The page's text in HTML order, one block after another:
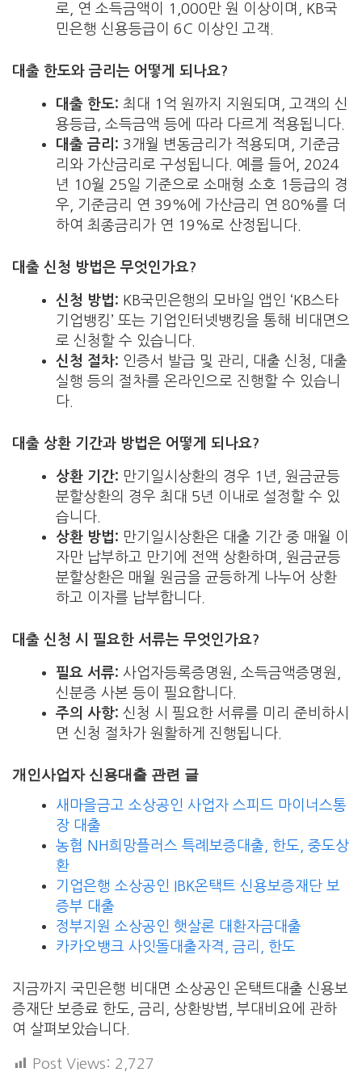
로, 연 소득금액이 1,000만 원 이상이며, KB국
민은행 신용등급이 6C 이상인 고객.
대출 한도와 금리는 어떻게 되나요?
대출 한도: 최대 1억 원까지 지원되며, 고객의 신
용등급, 소득금액 등에 따라 다르게 적용됩니다.
대출 금리: 3개월 변동금리가 적용되며, 기준금
리와 가산금리로 구성됩니다. 예를 들어, 2024
년 10월 25일 기준으로 소매형 소호 1등급의 경
우, 기준금리 연 39%에 가산금리 연 80%를 더
하여 최종금리가 연 19%로 산정됩니다.
대출 신청 방법은 무엇인가요?
신청 방법: KB국민은행의 모바일 앱인 ‘KB스타
기업뱅킹’ 또는 기업인터넷뱅킹을 통해 비대면으
로 신청할 수 있습니다.
신청 절차: 인증서 발급 및 관리, 대출 신청, 대출
실행 등의 절차를 온라인으로 진행할 수 있습니
다.
대출 상환 기간과 방법은 어떻게 되나요?
상환 기간: 만기일시상환의 경우 1년, 원금균등
분할상환의 경우 최대 5년 이내로 설정할 수 있
습니다.
상환 방법: 만기일시상환은 대출 기간 중 매월 이
자만 납부하고 만기에 전액 상환하며, 원금균등
분할상환은 매월 원금을 균등하게 나누어 상환
하고 이자를 납부합니다.
대출 신청 시 필요한 서류는 무엇인가요?
필요 서류: 사업자등록증명원, 소득금액증명원,
신분증 사본 등이 필요합니다.
주의 사항: 신청 시 필요한 서류를 미리 준비하시
면 신청 절차가 원활하게 진행됩니다.
개인사업자 신용대출 관련 글
새마을금고 소상공인 사업자 스피드 마이너스통
장 대출
농협 NH희망플러스 특례보증대출, 한도, 중도상
환
기업은행 소상공인 IBK온택트 신용보증재단 보
증부 대출
정부지원 소상공인 햇살론 대환자금대출
카카오뱅크 사잇돌대출자격, 금리, 한도
지금까지 국민은행 비대면 소상공인 온택트대출 신용보
증재단 보증료 한도, 금리, 상환방법, 부대비요에 관하
여 살펴보았습니다.
Post Views: 2,727